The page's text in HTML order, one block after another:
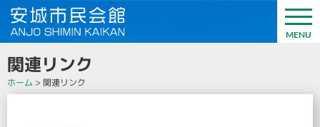
関連リンク
ホーム > 関連リンク